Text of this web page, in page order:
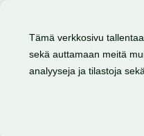
Tämä verkkosivu
sekä auttamaan meitä
analyyseja ja tilastoja